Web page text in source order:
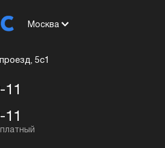
Москва
5с1